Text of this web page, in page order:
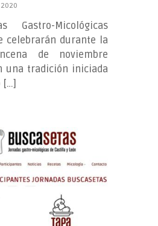
Gastro-Micológicas
celebrarán durante la
de noviembre
una tradición iniciada
[…]